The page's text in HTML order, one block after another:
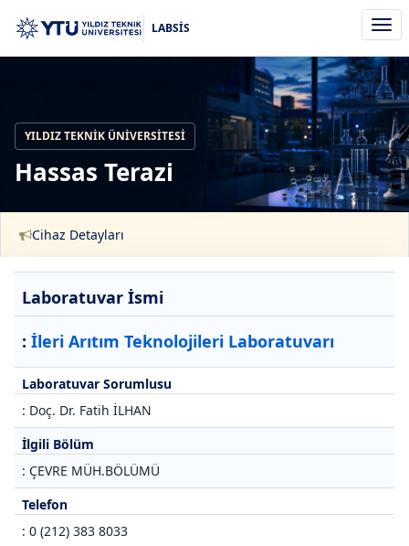
aç/
LABSİS
YILDIZ TEKNIK ÜNIVERSITESI
Hassas Terazi
Cihaz Detayları
Laboratuvar İsmi
: İleri Arıtım Teknolojileri Laboratuvarı
Laboratuvar Sorumlusu
: Doç. Dr. Fatih İLHAN
İlgili Bölüm
: ÇEVRE MÜH.BÖLÜMÜ
Telefon
: 0 (212) 383 8033